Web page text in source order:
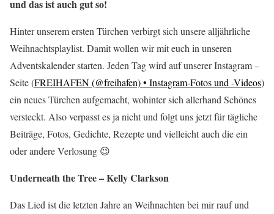
und das ist auch gut so!
Hinter unserem ersten Türchen verbirgt sich unsere alljährliche
Weihnachtsplaylist. Damit wollen wir mit euch in unseren
Adventskalender starten. Jeden Tag wird auf unserer Instagram –
Seite (FREIHAFEN (@freihafen) • Instagram-Fotos und -Videos)
ein neues Türchen aufgemacht, wohinter sich allerhand Schönes
versteckt. Also verpasst es ja nicht und folgt uns jetzt für tägliche
Beiträge, Fotos, Gedichte, Rezepte und vielleicht auch die ein
oder andere Verlosung 😉
Underneath the Tree – Kelly Clarkson
Das Lied ist die letzten Jahre an Weihnachten bei mir rauf und